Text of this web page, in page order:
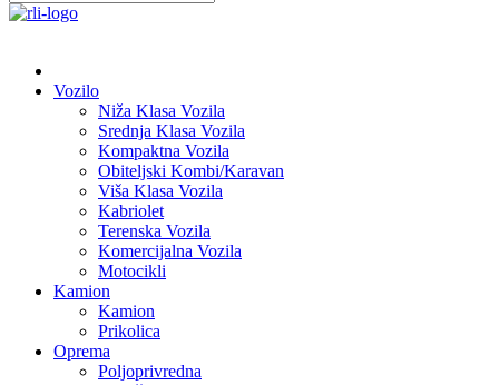
Vozilo
Niža Klasa Vozila
Srednja Klasa Vozila
Kompaktna Vozila
Obiteljski Kombi/Karavan
Viša Klasa Vozila
Kabriolet
Terenska Vozila
Komercijalna Vozila
Motocikli
Kamion
Kamion
Prikolica
Oprema
Poljoprivredna